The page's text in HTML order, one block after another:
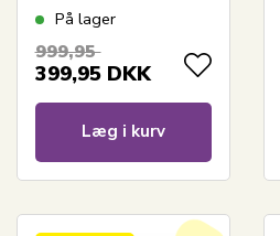
Klassisk lyserøde
På lager
999,95
399,95 DKK
Læg i kurv